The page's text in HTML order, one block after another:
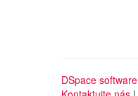
DSpace software